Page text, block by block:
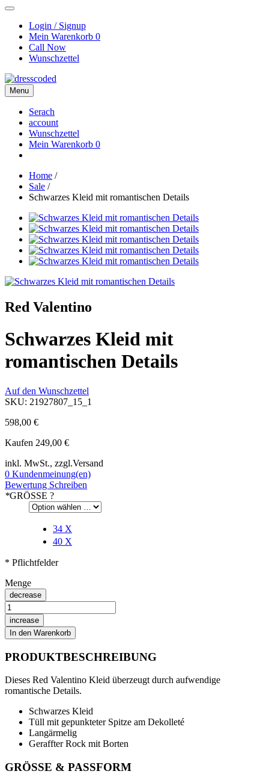
Login / Signup
Mein Warenkorb 0
Call Now
Wunschzettel
Menu
Serach
account
Wunschzettel
Mein Warenkorb 0
Home /
Sale /
Schwarzes Kleid mit romantischen Details
Red Valentino
Schwarzes Kleid mit
romantischen Details
Auf den Wunschzettel
SKU: 21927807_15_1
598,00 €
Kaufen 249,00 €
inkl. MwSt., zzgl.Versand
0 Kundenmeinung(en)
Bewertung Schreiben
*GRÖSSE ?
34 X
40 X
* Pflichtfelder
Menge
decrease
increase
In den Warenkorb
PRODUKTBESCHREIBUNG
Dieses Red Valentino Kleid überzeugt durch aufwendige
romantische Details.
Schwarzes Kleid
Tüll mit gepunkteter Spitze am Dekolleté
Langärmelig
Geraffter Rock mit Borten
GRÖSSE & PASSFORM